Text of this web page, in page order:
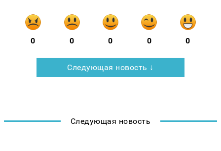
0 0 0 0 0
Следующая новость ↓
Следующая новость